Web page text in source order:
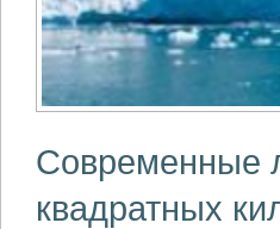
Современные
квадратных